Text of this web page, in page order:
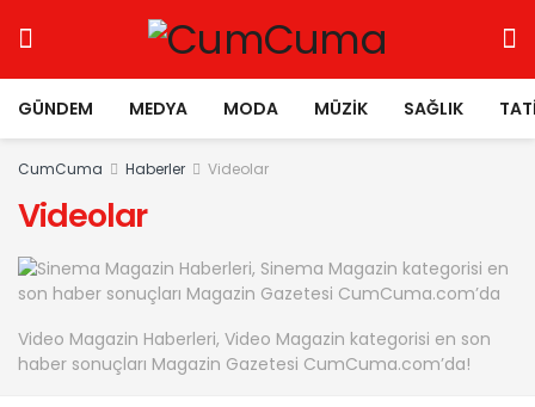
GÜNDEM MEDYA MODA MÜZIK SAĞLIK
CumCuma Haberler Videolar
Videolar
Video Magazin Haberleri, Video Magazin kategorisi en son
haber sonuçları Magazin Gazetesi CumCuma.com’da!